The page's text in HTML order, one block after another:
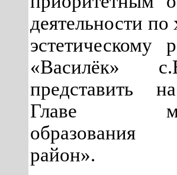
деятельности
эстетическому
«Василёк»
представить
Главе
образования
район».